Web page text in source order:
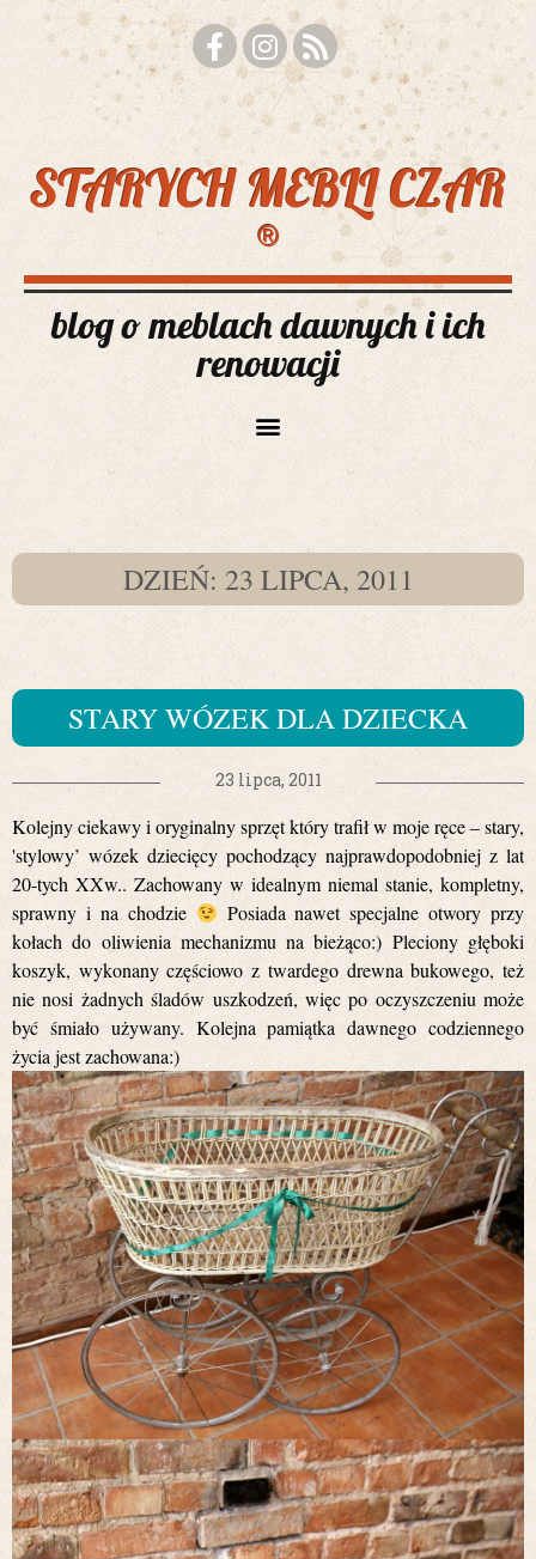
STARYCH MEBLI CZAR
®
blog o meblach dawnych i ich
renowacji
DZIEŃ: 23 LIPCA, 2011
STARY WÓZEK DLA DZIECKA
23 lipca, 2011
Kolejny ciekawy i oryginalny sprzęt który trafił w moje ręce – stary,
'stylowy’ wózek dziecięcy pochodzący najprawdopodobniej z lat
20-tych XXw.. Zachowany w idealnym niemal stanie, kompletny,
sprawny i na chodzie
Posiada nawet specjalne otwory przy
kołach do oliwienia mechanizmu na bieżąco:) Pleciony głęboki
koszyk, wykonany częściowo z twardego drewna bukowego, też
nie nosi żadnych śladów uszkodzeń, więc po oczyszczeniu może
być śmiało używany. Kolejna pamiątka dawnego codziennego
życia jest zachowana:)